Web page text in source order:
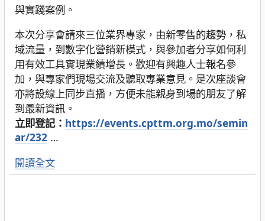
與實踐案例。
本次分享會請來三位業界專家，由新零售的趨勢，私
域流量，到數字化營銷新模式，與參加者分享如何利
用有效工具實現業績增長。歡迎有興趣人士報名參
加，與專家們現場交流及聽取專業意見。是次座談會
亦將設線上同步直播，方便未能親身到場的朋友了解
到最新資訊。
立即登記： https://events.cpttm.org.mo/semin
ar/232 …
閱讀全文